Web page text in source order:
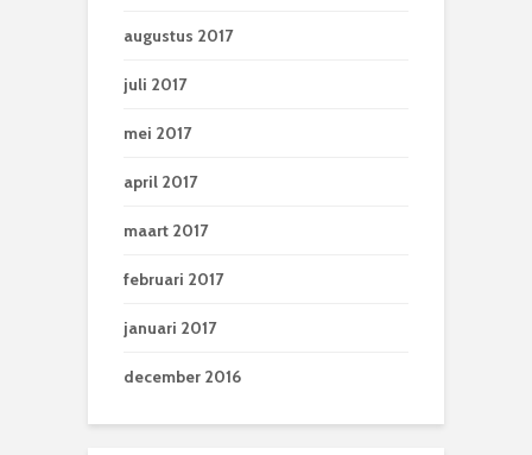
augustus 2017
juli 2017
mei 2017
april 2017
maart 2017
februari 2017
januari 2017
december 2016